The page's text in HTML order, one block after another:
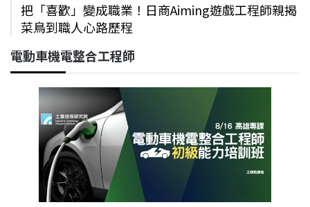
把「喜歡」變成職業！日商Aiming遊戲工程師親揭
菜鳥到職人心路歷程
電動車機電整合工程師